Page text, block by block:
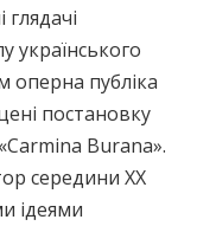
українського
публіка
постановку
Burana».
середини ХХ
ідеями